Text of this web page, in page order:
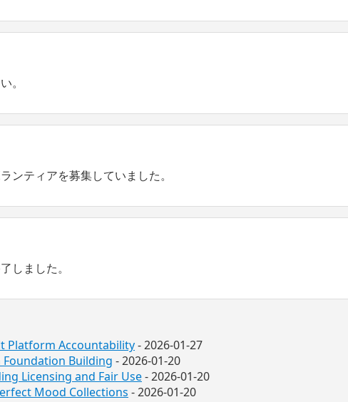
。
ンティアを募集していました。
しました。
Platform Accountability- 2026-01-27
Foundation Building - 2026-01-20
Licensing and Fair Use- 2026-01-20
Mood Collections - 2026-01-20